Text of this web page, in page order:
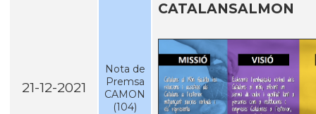
21-12-2021
Nota de
Premsa
CAMON
(104)
CATALANSALMON